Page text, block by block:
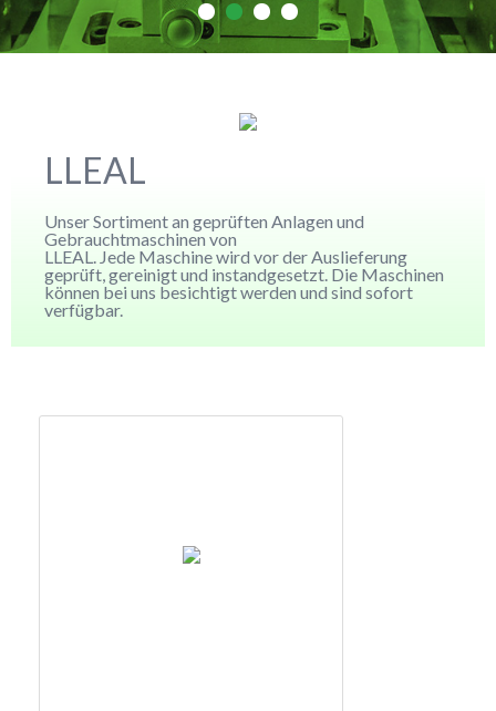
LLEAL
Unser Sortiment an geprüften Anlagen und
Gebrauchtmaschinen von
LLEAL. Jede Maschine wird vor der Auslieferung
geprüft, gereinigt und instandgesetzt. Die Maschinen
können bei uns besichtigt werden und sind sofort
verfügbar.